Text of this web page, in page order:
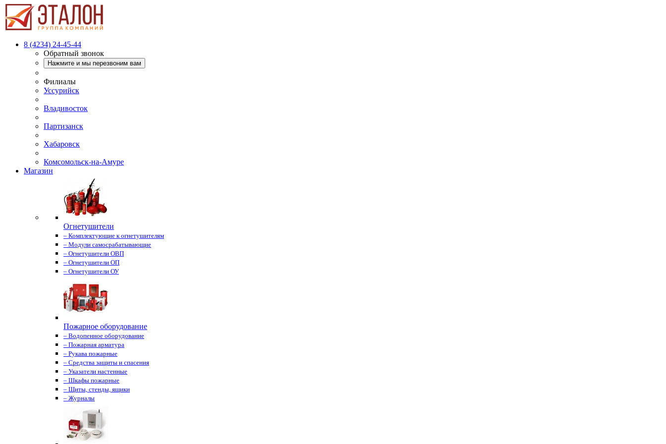
8 (4234) 24-45-44
Обратный звонок
Нажмите и мы перезвоним вам
Филиалы
Уссурийск
Владивосток
Партизанск
Хабаровск
Комсомольск-на-Амуре
Магазин
Огнетушители
– Комплектующие к огнетушителям
– Модули самосрабатывающие
– Огнетушители ОВП
– Огнетушители ОП
– Огнетушители ОУ
Пожарное оборудование
– Водопенное оборудование
– Пожарная арматура
– Рукава пожарные
– Средства защиты и спасения
– Указатели настенные
– Шкафы пожарные
– Щиты, стенды, ящики
– Журналы